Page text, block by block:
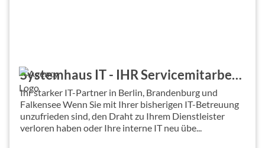
Systemhaus IT - IHR Servicemitarbeiter - IT & EDV Systemhaus GmbH [ Berlin + Falkensee ]
Ihr starker IT-Partner in Berlin, Brandenburg und
Falkensee Wenn Sie mit Ihrer bisherigen IT-Betreuung
unzufrieden sind, den Draht zu Ihrem Dienstleister
verloren haben oder Ihre interne IT neu übe...